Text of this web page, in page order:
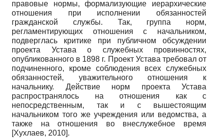
правовые нормы, формализующие иерархические
отношения при исполнении обязанностей
гражданской службы. Так, группа норм,
регламентирующих отношения с начальником,
подверглась критике при публичном обсуждении
проекта Устава о служебных провинностях,
опубликованного в 1898 г. Проект Устава требовал от
подчиненного, кроме соблюдения всех служебных
обязанностей, уважительного отношения к
начальнику. Действие норм проекта Устава
распространялось на отношения как с
непосредственным, так и с вышестоящим
начальником того же учреждения или ведомства, а
также на отношения во внеслужебное время
[Хухлаев, 2010].